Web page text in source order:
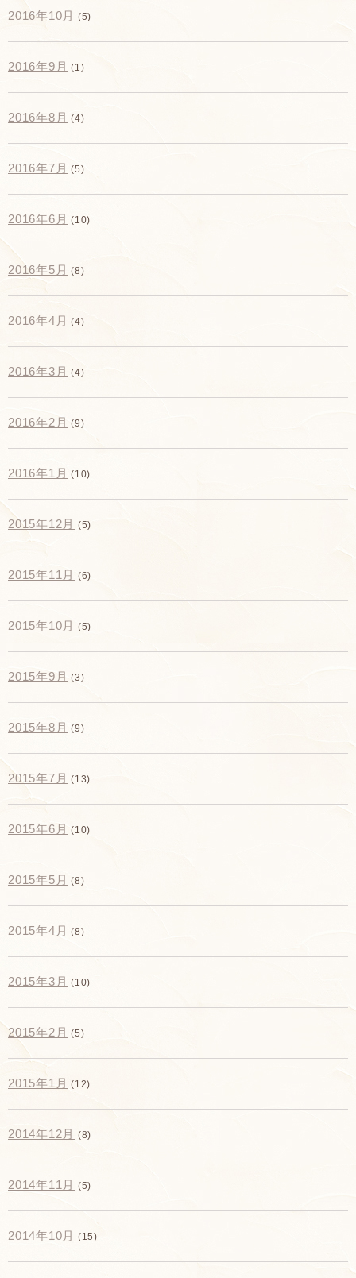
2016年10月 (5)
2016年9月 (1)
2016年8月 (4)
2016年7月 (5)
2016年6月 (10)
2016年5月 (8)
2016年4月 (4)
2016年3月 (4)
2016年2月 (9)
2016年1月 (10)
2015年12月 (5)
2015年11月 (6)
2015年10月 (5)
2015年9月 (3)
2015年8月 (9)
2015年7月 (13)
2015年6月 (10)
2015年5月 (8)
2015年4月 (8)
2015年3月 (10)
2015年2月 (5)
2015年1月 (12)
2014年12月 (8)
2014年11月 (5)
2014年10月 (15)